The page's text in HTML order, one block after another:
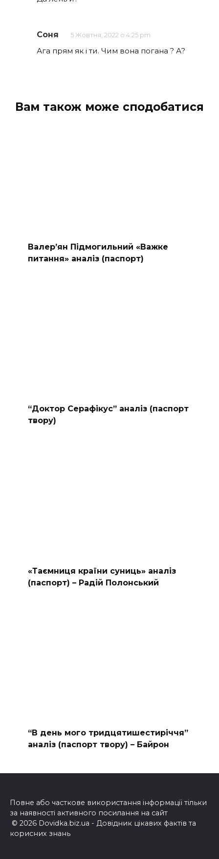
Соня 5 Жовтня, 2022 о 4:25 pm
Ага прям як і ти. Чим вона погана ? А?
Вам також може сподобатися
Валер’ян Підмогильний «Важке
питання» аналіз (паспорт)
“Доктор Серафікус” аналіз (паспорт
твору)
«Таємниця країни суниць» аналіз
(паспорт) – Радій Полонський
“В день мого тридцятишестиріччя”
аналіз (паспорт твору) – Байрон
Повне або часткове використання інформації тільки
за наявності активного посилання на сайт
© 2026 Dovidka.biz.ua - Довідник цікавих фактів та
корисних знань